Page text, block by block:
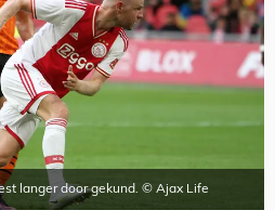
langer door gekund. © Ajax Life